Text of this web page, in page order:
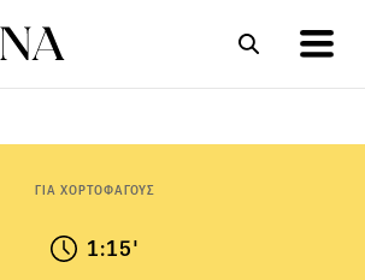
ΓΙΑ ΧΟΡΤΟΦΑΓΟΥΣ
1:15'